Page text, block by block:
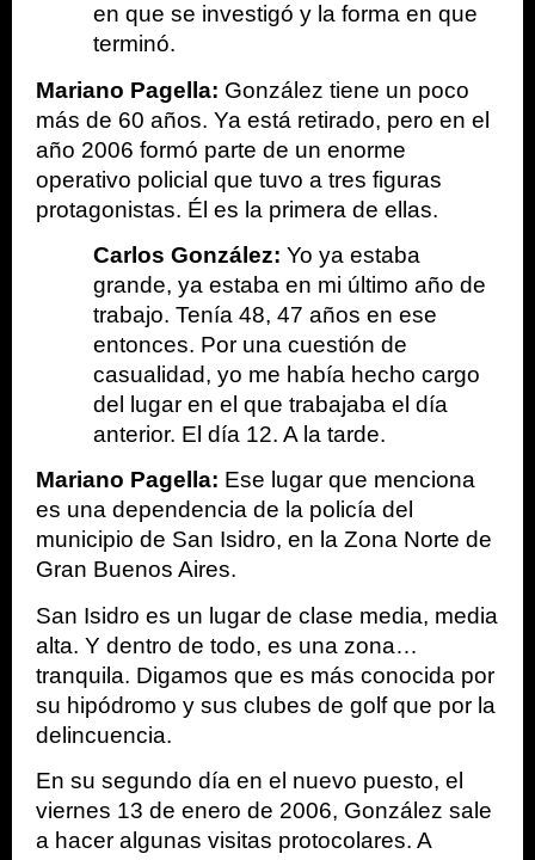
en que se investigó y la forma en que
terminó.
Mariano Pagella: González tiene un poco
más de 60 años. Ya está retirado, pero en el
año 2006 formó parte de un enorme
operativo policial que tuvo a tres figuras
protagonistas. Él es la primera de ellas.
Carlos González: Yo ya estaba
grande, ya estaba en mi último año de
trabajo. Tenía 48, 47 años en ese
entonces. Por una cuestión de
casualidad, yo me había hecho cargo
del lugar en el que trabajaba el día
anterior. El día 12. A la tarde.
Mariano Pagella: Ese lugar que menciona
es una dependencia de la policía del
municipio de San Isidro, en la Zona Norte de
Gran Buenos Aires.
San Isidro es un lugar de clase media, media
alta. Y dentro de todo, es una zona…
tranquila. Digamos que es más conocida por
su hipódromo y sus clubes de golf que por la
delincuencia.
En su segundo día en el nuevo puesto, el
viernes 13 de enero de 2006, González sale
a hacer algunas visitas protocolares. A